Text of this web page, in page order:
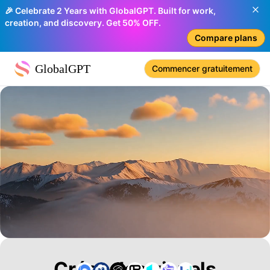
🎉 Celebrate 2 Years with GlobalGPT. Built for work,
creation, and discovery. Get 50% OFF.
Compare plans
GlobalGPT Commencer gratuitement